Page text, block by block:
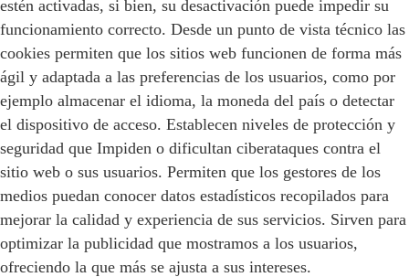
estén activadas, si bien, su desactivación puede impedir su
funcionamiento correcto. Desde un punto de vista técnico las
cookies permiten que los sitios web funcionen de forma más
ágil y adaptada a las preferencias de los usuarios, como por
ejemplo almacenar el idioma, la moneda del país o detectar
el dispositivo de acceso. Establecen niveles de protección y
seguridad que Impiden o dificultan ciberataques contra el
sitio web o sus usuarios. Permiten que los gestores de los
medios puedan conocer datos estadísticos recopilados para
mejorar la calidad y experiencia de sus servicios. Sirven para
optimizar la publicidad que mostramos a los usuarios,
ofreciendo la que más se ajusta a sus intereses.